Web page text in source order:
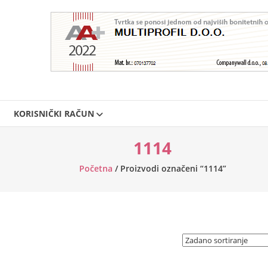
KORISNIČKI RAČUN
1114
Početna / Proizvodi označeni “1114”